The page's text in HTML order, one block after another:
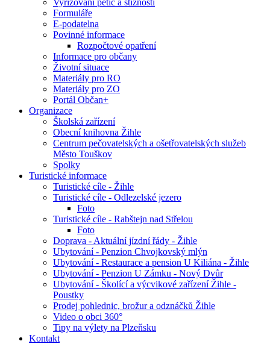
Vyřizování petic a stížností
Formuláře
E-podatelna
Povinné informace
Rozpočtové opatření
Informace pro občany
Životní situace
Materiály pro RO
Materiály pro ZO
Portál Občan+
Organizace
Školská zařízení
Obecní knihovna Žihle
Centrum pečovatelských a ošetřovatelských služeb
Město Touškov
Spolky
Turistické informace
Turistické cíle - Žihle
Turistické cíle - Odlezelské jezero
Foto
Turistické cíle - Rabštejn nad Střelou
Foto
Doprava - Aktuální jízdní řády - Žihle
Ubytování - Penzion Chvojkovský mlýn
Ubytování - Restaurace a pension U Kiliána - Žihle
Ubytování - Penzion U Zámku - Nový Dvůr
Ubytování - Školící a výcvikové zařízení Žihle -
Poustky
Prodej pohlednic, brožur a odznáčků Žihle
Video o obci 360°
Tipy na výlety na Plzeňsku
Kontakt